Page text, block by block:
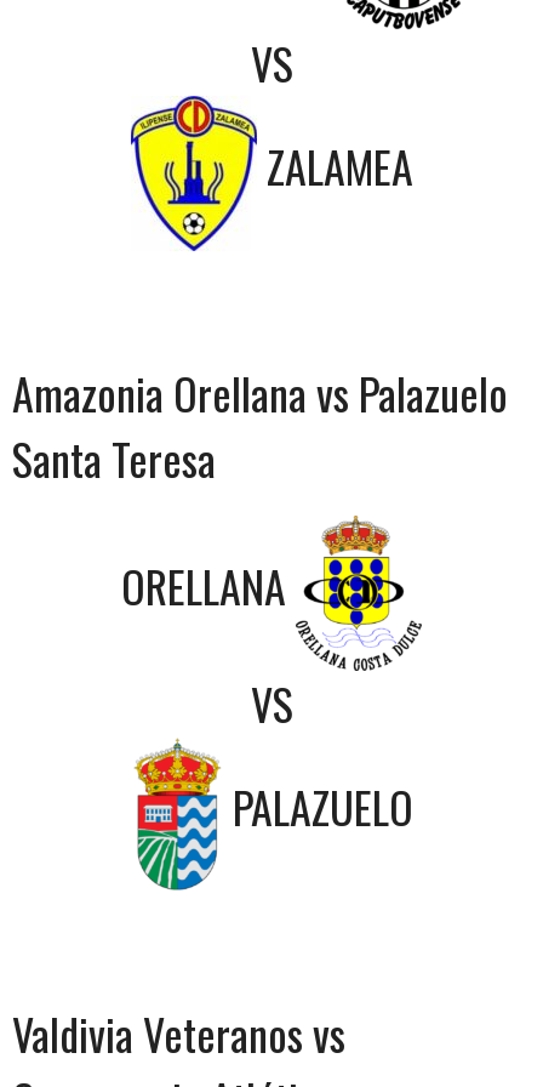
VS
ZALAMEA
Amazonia Orellana vs Palazuelo
Santa Teresa
ORELLANA
VS
PALAZUELO
Valdivia Veteranos vs